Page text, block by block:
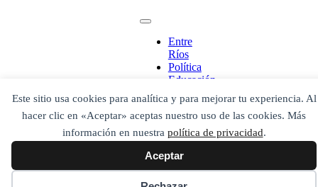
Este sitio usa cookies para analítica y para mejorar tu experiencia. Al
hacer clic en «Aceptar» aceptas nuestro uso de las cookies. Más
información en nuestra política de privacidad.
Aceptar
Entre
Ríos
Política
Educación
Legislaltura
Economía
Judiciales
Salud
El país
América
Latina
Mundo
¡Ponete en contacto!
luego presiona el botón "buscar"
Buscar
Buscar
O bien prueba
Buscar en el archivo